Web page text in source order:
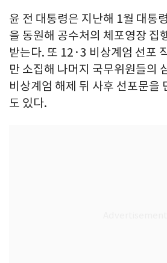
윤 전 대통령은 지난해 1월 대통
을 동원해 공수처의 체포영장 집
받는다. 또 12·3 비상계엄 선포
만 소집해 나머지 국무위원들의
비상계엄 해제 뒤 사후 선포문을
도 있다.